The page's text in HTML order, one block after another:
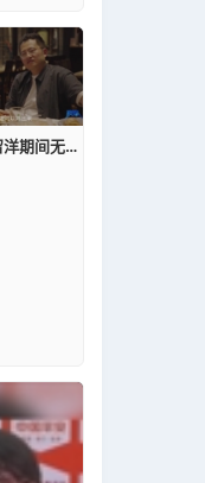
张玉宁忆留洋期间无球可踢：夜夜哭醒，砸墙大喊